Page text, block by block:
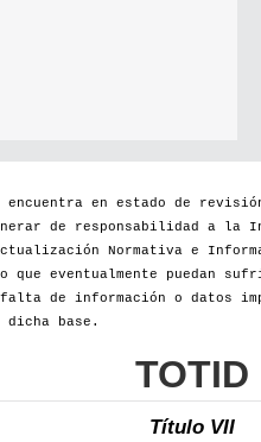
encuentra en estado de
de responsabilidad a la
Normativa e
eventualmente puedan
de información o datos
base.
TOTID
Título VII